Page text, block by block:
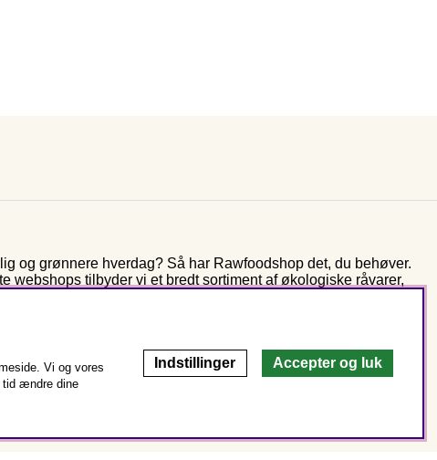
og grønnere hverdag? Så har Rawfoodshop det, du behøver.
webshops tilbyder vi et bredt sortiment af økologiske råvarer,
Vi og vores
tid ændre dine
Indstillinger Accepter og luk